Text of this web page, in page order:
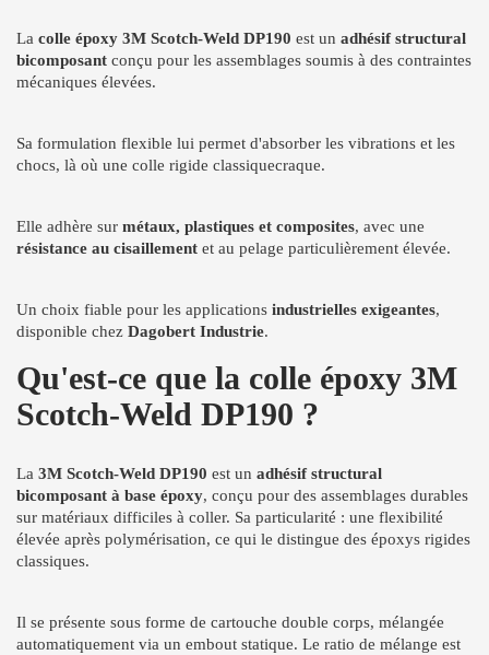
La colle époxy 3M Scotch-Weld DP190 est un adhésif structural
bicomposant conçu pour les assemblages soumis à des contraintes
mécaniques élevées.
Sa formulation flexible lui permet d'absorber les vibrations et les
chocs, là où une colle rigide classiquecraque.
Elle adhère sur métaux, plastiques et composites, avec une
résistance au cisaillement et au pelage particulièrement élevée.
Un choix fiable pour les applications industrielles exigeantes,
disponible chez Dagobert Industrie.
Qu'est-ce que la colle époxy 3M
Scotch-Weld DP190 ?
La 3M Scotch-Weld DP190 est un adhésif structural
bicomposant à base époxy, conçu pour des assemblages durables
sur matériaux difficiles à coller. Sa particularité : une flexibilité
élevée après polymérisation, ce qui le distingue des époxys rigides
classiques.
Il se présente sous forme de cartouche double corps, mélangée
automatiquement via un embout statique. Le ratio de mélange est